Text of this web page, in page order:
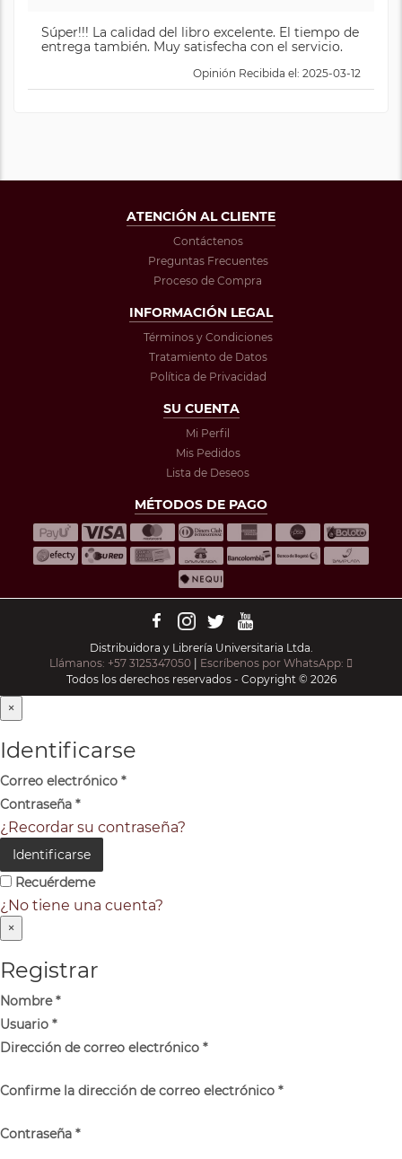
Súper!!! La calidad del libro excelente. El tiempo de
entrega también. Muy satisfecha con el servicio.
Opinión Recibida el: 2025-03-12
ATENCIÓN AL CLIENTE
Contáctenos
Preguntas Frecuentes
Proceso de Compra
INFORMACIÓN LEGAL
Términos y Condiciones
Tratamiento de Datos
Política de Privacidad
SU CUENTA
Mi Perfil
Mis Pedidos
Lista de Deseos
MÉTODOS DE PAGO
Distribuidora y Librería Universitaria Ltda.
Llámanos: +57 3125347050
Escríbenos por WhatsApp:
Todos los derechos reservados - Copyright © 2026
×
Identificarse
Correo electrónico *
Contraseña *
¿Recordar su contraseña?
Identificarse
Recuérdeme
¿No tiene una cuenta?
×
Registrar
Nombre*
Usuario *
Dirección de correo electrónico *
Confirme la dirección de correo electrónico *
Contraseña *